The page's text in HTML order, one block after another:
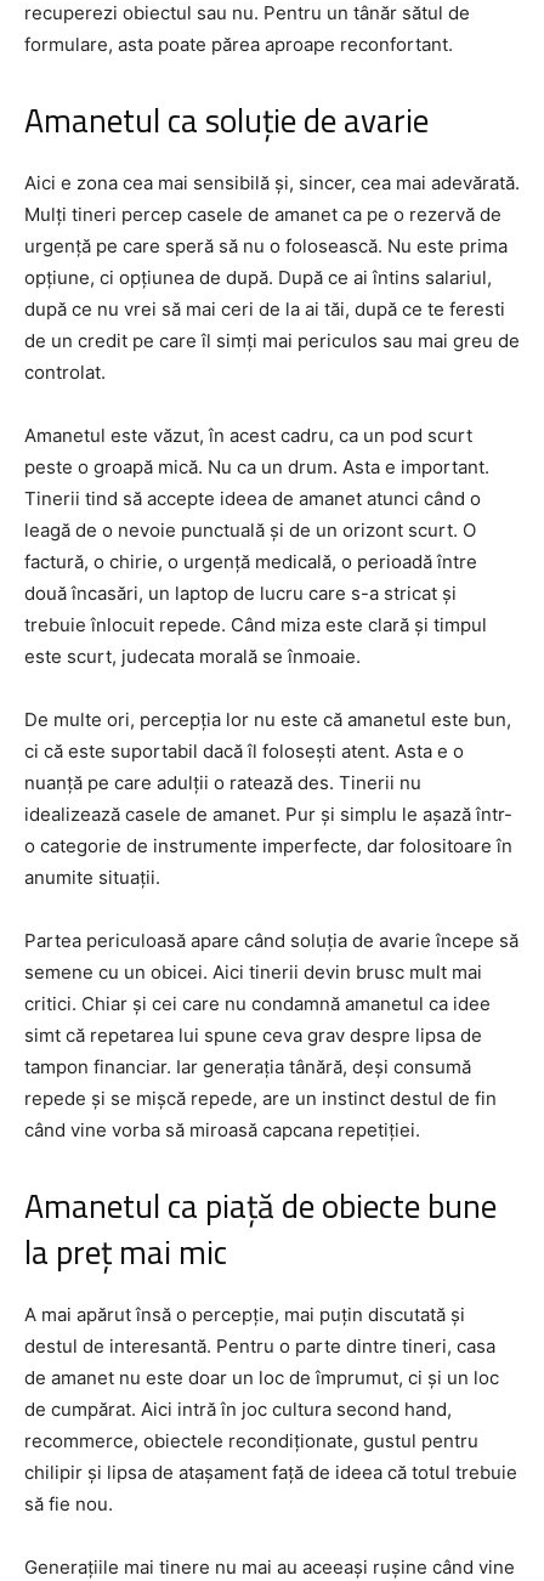
recuperezi obiectul sau nu. Pentru un tânăr sătul de
formulare, asta poate părea aproape reconfortant.
Amanetul ca soluție de avarie
Aici e zona cea mai sensibilă și, sincer, cea mai adevărată.
Mulți tineri percep casele de amanet ca pe o rezervă de
urgență pe care speră să nu o folosească. Nu este prima
opțiune, ci opțiunea de după. După ce ai întins salariul,
după ce nu vrei să mai ceri de la ai tăi, după ce te feresti
de un credit pe care îl simți mai periculos sau mai greu de
controlat.
Amanetul este văzut, în acest cadru, ca un pod scurt
peste o groapă mică. Nu ca un drum. Asta e important.
Tinerii tind să accepte ideea de amanet atunci când o
leagă de o nevoie punctuală și de un orizont scurt. O
factură, o chirie, o urgență medicală, o perioadă între
două încasări, un laptop de lucru care s-a stricat și
trebuie înlocuit repede. Când miza este clară și timpul
este scurt, judecata morală se înmoaie.
De multe ori, percepția lor nu este că amanetul este bun,
ci că este suportabil dacă îl folosești atent. Asta e o
nuanță pe care adulții o ratează des. Tinerii nu
idealizează casele de amanet. Pur și simplu le așază într-
o categorie de instrumente imperfecte, dar folositoare în
anumite situații.
Partea periculoasă apare când soluția de avarie începe să
semene cu un obicei. Aici tinerii devin brusc mult mai
critici. Chiar și cei care nu condamnă amanetul ca idee
simt că repetarea lui spune ceva grav despre lipsa de
tampon financiar. Iar generația tânără, deși consumă
repede și se mișcă repede, are un instinct destul de fin
când vine vorba să miroasă capcana repetiției.
Amanetul ca piață de obiecte bune
la preț mai mic
A mai apărut însă o percepție, mai puțin discutată și
destul de interesantă. Pentru o parte dintre tineri, casa
de amanet nu este doar un loc de împrumut, ci și un loc
de cumpărat. Aici intră în joc cultura second hand,
recommerce, obiectele recondiționate, gustul pentru
chilipir și lipsa de atașament față de ideea că totul trebuie
să fie nou.
Generațiile mai tinere nu mai au aceeași rușine când vine